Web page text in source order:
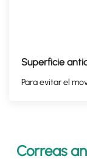
Superficie
Para evitar el
Correas